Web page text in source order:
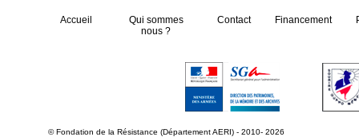
Accueil
Qui sommes
nous ?
Contact Financement
© Fondation de la Résistance (Département AERI) - 2010- 2026